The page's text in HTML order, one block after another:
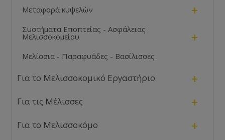
Μεταφορά κυψελών +
Συστήματα Εποπτείας - Ασφάλειας
Μελισσοκομείου +
Μελίσσια - Παραφυάδες - Βασίλισσες
Για το Μελισσοκομικό Εργαστήριο +
Για τις Μέλισσες +
Για το Μελισσοκόμο +